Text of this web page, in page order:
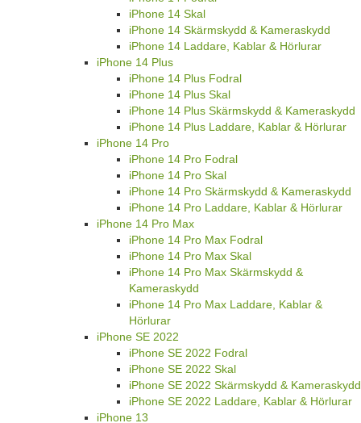
iPhone 14 Skal
iPhone 14 Skärmskydd & Kameraskydd
iPhone 14 Laddare, Kablar & Hörlurar
iPhone 14 Plus
iPhone 14 Plus Fodral
iPhone 14 Plus Skal
iPhone 14 Plus Skärmskydd & Kameraskydd
iPhone 14 Plus Laddare, Kablar & Hörlurar
iPhone 14 Pro
iPhone 14 Pro Fodral
iPhone 14 Pro Skal
iPhone 14 Pro Skärmskydd & Kameraskydd
iPhone 14 Pro Laddare, Kablar & Hörlurar
iPhone 14 Pro Max
iPhone 14 Pro Max Fodral
iPhone 14 Pro Max Skal
iPhone 14 Pro Max Skärmskydd &
Kameraskydd
iPhone 14 Pro Max Laddare, Kablar &
Hörlurar
iPhone SE 2022
iPhone SE 2022 Fodral
iPhone SE 2022 Skal
iPhone SE 2022 Skärmskydd & Kameraskydd
iPhone SE 2022 Laddare, Kablar & Hörlurar
iPhone 13